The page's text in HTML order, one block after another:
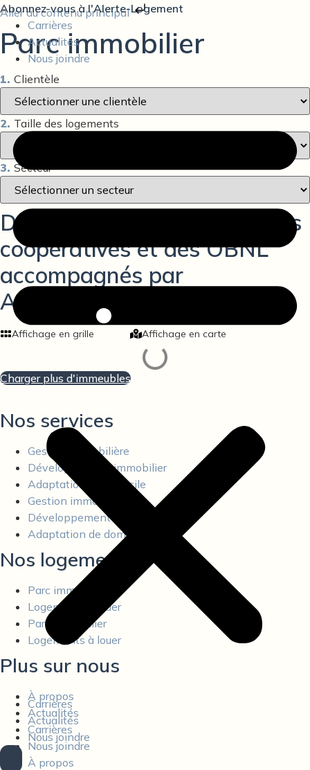
Aller au contenu principal
Abonnez-vous à l'Alerte-Logement
Carrières
Actualités
Nous joindre
Carrières
Actualités
Nous joindre
Parc immobilier
1. Clientèle
2. Taille des logements
3. Secteur
Découvrez les immeubles des
coopératives et des OBNL
accompagnés par
Action‑Habitation
Affichage en grille Affichage en carte
Charger plus d'immeubles
Nos services
Gestion immobilière
Développement immobilier
Adaptation de domicile
Gestion immobilière
Développement immobilier
Adaptation de domicile
Nos logements
Parc immobilier
Logements à louer
Parc immobilier
Logements à louer
Plus sur nous
À propos
Actualités
Carrières
Nous joindre
À propos